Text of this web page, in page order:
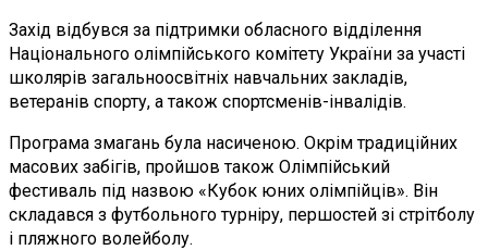
Захід відбувся за підтримки обласного відділення
Національного олімпійського комітету України за участі
школярів загальноосвітніх навчальних закладів,
ветеранів спорту, а також спортсменів-інвалідів.
Програма змагань була насиченою. Окрім традиційних
масових забігів, пройшов також Олімпійський
фестиваль під назвою «Кубок юних олімпійців». Він
складався з футбольного турніру, першостей зі стрітболу
і пляжного волейболу.